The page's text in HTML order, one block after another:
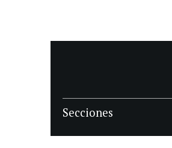
Secciones